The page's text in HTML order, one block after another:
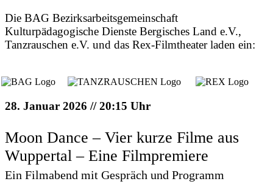
Die BAG Bezirksarbeitsgemeinschaft
Kulturpädagogische Dienste Bergisches Land e.V.,
Tanzrauschen e.V. und das Rex-Filmtheater laden ein:
28. Januar 2026 // 20:15 Uhr
Moon Dance – Vier kurze Filme aus
Wuppertal – Eine Filmpremiere
Ein Filmabend mit Gespräch und Programm